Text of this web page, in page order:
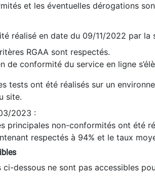
et les éventuelles dérogations
réalisé en date du 09/11/2022 par
RGAA sont respectés.
de conformité du service en ligne
tests ont été réalisés sur un
site.
2023 :
principales non-conformités ont été
respectés à 94% et le taux
ci-dessous ne sont pas accessibles